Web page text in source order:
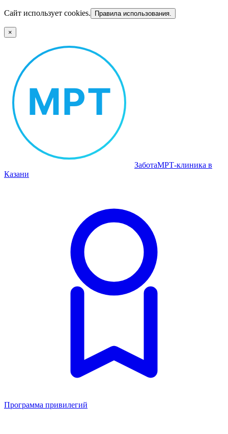
Сайт использует cookies. Правила использования.
×
ЗаботаМРТ‑клиника в
Казани
Программа привилегий